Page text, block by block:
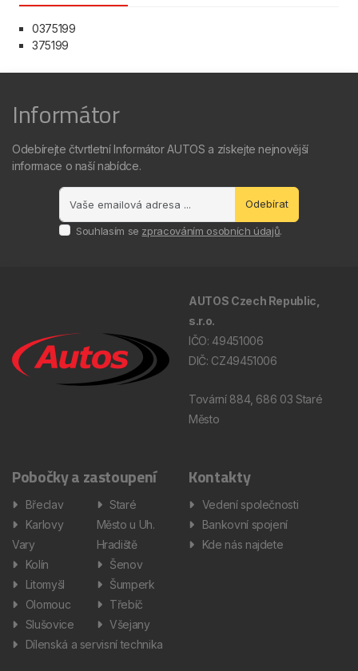
0375199
375199
Informátor
Odebírejte čtvrtletní Informátor AUTOS a získejte nejnovější
informace o naší nabídce.
Odebírat
Souhlasím se zpracováním osobních údajů.
AUTOS Czech Republic,
s.r.o.
IČO: 49451006
DIČ: CZ49451006
Tovární 884, 686 03 Staré
Město
Pobočky a zastoupení
Břeclav
Karlovy
Vary
Kolín
Litomyšl
Olomouc
Slušovice
Staré
Město u Uh.
Hradiště
Šenov
Šumperk
Třebíč
Všejany
Dílenská a servisní technika
Kontakty
Vedení společnosti
Bankovní spojení
Kde nás najdete